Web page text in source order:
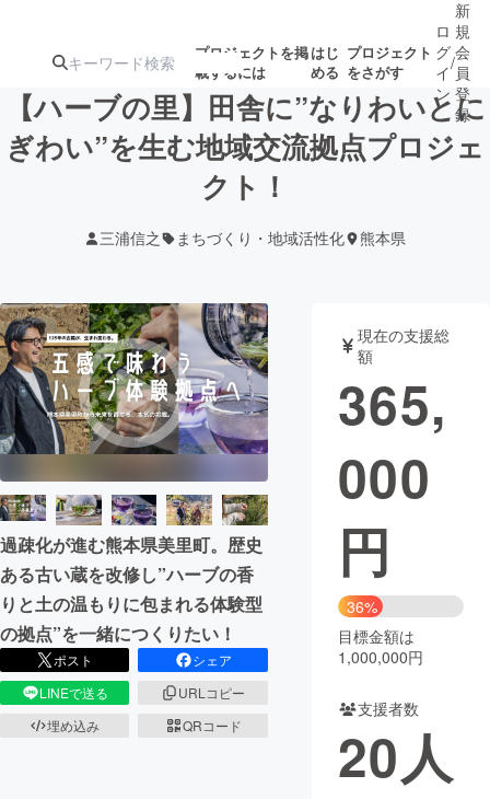
プロジェクトを掲
載するには
はじ
める
プロジェクト
をさがす
注目の新着プロ
募集終了が近いプ
テクノロジー・ガジェット
映像・映画 書籍・雑誌
チャレンジ
まちづくり・地域活性化
CAMPFIRE for Social Good
CAMPFIRE Creation
CAMPFIREふるさと納税
コミュニティ
ロ
グ
イ
ン
/
新
規
会
員
登
録
【ハーブの里】田舎に”なりわいとに
ぎわい”を生む地域交流拠点プロジェ
クト！
三浦信之 まちづくり・地域活性化 熊本県
過疎化が進む熊本県美里町。歴史
ある古い蔵を改修し”ハーブの香
りと土の温もりに包まれる体験型
の拠点”を一緒につくりたい！
ポスト
シェア
LINEで送る
URLコピー
埋め込み
QRコード
現在の支援総
額
365,
000
円
36%
目標金額は
1,000,000円
支援者数
20人